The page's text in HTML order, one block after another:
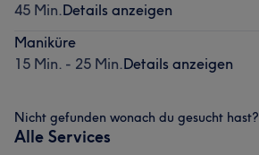
45 Min.Details anzeigen
Maniküre
15 Min. - 25 Min.Details anzeigen
Nicht gefunden wonach du gesucht hast?
Alle Services